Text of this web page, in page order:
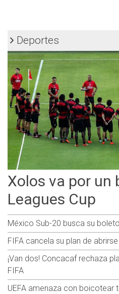
Deportes
Xolos va por un
Leagues Cup
México Sub-20 busca su
FIFA cancela su plan de
¡Van dos! Concacaf rechaza
FIFA
UEFA amenaza con boicotear